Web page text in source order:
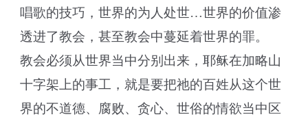
唱歌的技巧，世界的为人处世…世界的价值渗
透进了教会，甚至教会中蔓延着世界的罪。
教会必须从世界当中分别出来，耶稣在加略山
十字架上的事工，就是要把祂的百姓从这个世
界的不道德、腐败、贪心、世俗的情欲当中区